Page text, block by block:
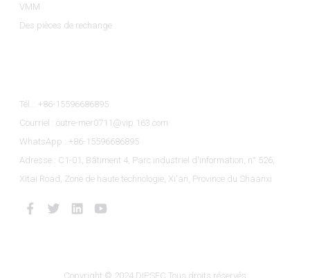
VMM
Des pièces de rechange
Tél. : +86-15596686895
Courriel : outre-mer0711@vip.163.com
WhatsApp : +86-15596686895
Adresse : C1-01, Bâtiment 4, Parc industriel d'information, n° 526,
Xitai Road, Zone de haute technologie, Xi'an, Province du Shaanxi
Copyright © 2024 DIPSEC Tous droits réservés